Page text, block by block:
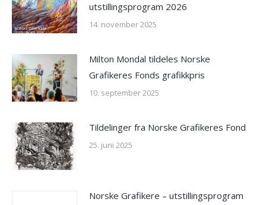
utstillingsprogram 2026
14. november 2025
Milton Mondal tildeles Norske
Grafikeres Fonds grafikkpris
10. september 2025
Tildelinger fra Norske Grafikeres Fond
25. juni 2025
Norske Grafikere – utstillingsprogram